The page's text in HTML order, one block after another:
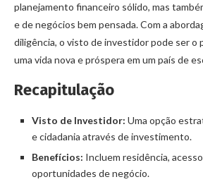
planejamento financeiro sólido, mas
e de negócios bem pensada. Com a
diligência, o visto de investidor pode ser o
uma vida nova e próspera em um país de
Recapitulação
Visto de Investidor: Uma opção
e cidadania através de investimento.
Benefícios: Incluem residência,
oportunidades de negócio.